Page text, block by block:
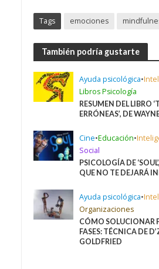
Tags emociones
También podría gustarte
Ayuda psicológica•
Libros Psicología
RESUMEN DEL LIBRO
ERRÓNEAS’, DE
Cine•Educación•
Social
PSICOLOGÍA DE
QUE NO TE DEJARÁ
Ayuda psicológica•
Organizaciones
CÓMO SOLUCIONAR
FASES: TÉCNICA DE
GOLDFRIED